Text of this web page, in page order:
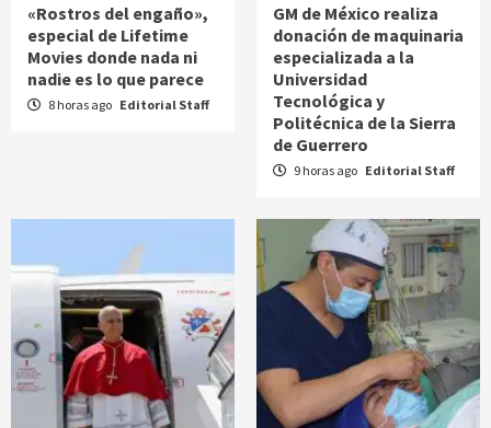
«Rostros del engaño»,
especial de Lifetime
Movies donde nada ni
nadie es lo que parece
8 horas ago Editorial Staff
GM de México realiza
donación de maquinaria
especializada a la
Universidad
Tecnológica y
Politécnica de la Sierra
de Guerrero
9 horas ago Editorial Staff